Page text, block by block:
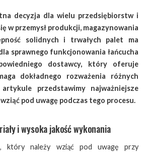
decyzja dla wielu przedsiębiorstw i
w przemysł produkcji, magazynowania
solidnych i trwałych palet ma
sprawnego funkcjonowania łańcucha
dostawcy, który oferuje
dokładnego rozważenia różnych
przedstawimy najważniejsze
pod uwagę podczas tego procesu.
i wysoka jakość wykonania
który należy wziąć pod uwagę przy